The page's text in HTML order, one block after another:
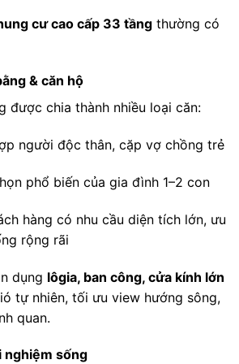
cư cao cấp 33 tầng thường có
& căn hộ
được chia thành nhiều loại căn:
người độc thân, cặp vợ chồng trẻ
phổ biến của gia đình 1–2 con
hàng có nhu cầu diện tích lớn, ưu
rộng rãi
dụng lôgia, ban công, cửa kính lớn
tự nhiên, tối ưu view hướng sông,
quan.
nghiệm sống